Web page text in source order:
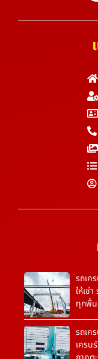
รถเค
ให้เช่
ทุกพื้
รถเค
เครน